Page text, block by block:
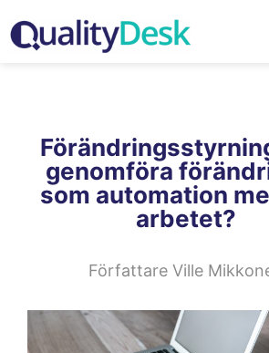
genomföra
som automation
arbetet?
FörfattareVille